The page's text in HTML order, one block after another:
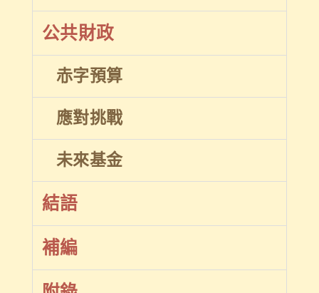
公共財政
赤字預算
應對挑戰
未來基金
結語
補編